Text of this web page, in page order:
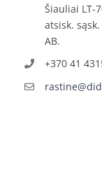
Šiauliai LT-
atsisk.
AB.
+370 41